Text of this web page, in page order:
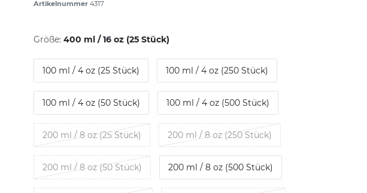
Artikelnummer 4317
Größe: 400 ml / 16 oz (25 Stück)
100 ml / 4 oz (25 Stück) 100 ml / 4 oz (250 Stück)
100 ml / 4 oz (50 Stück) 100 ml / 4 oz (500 Stück)
200 ml / 8 oz (25 Stück) 200 ml / 8 oz (250 Stück)
200 ml / 8 oz (50 Stück) 200 ml / 8 oz (500 Stück)